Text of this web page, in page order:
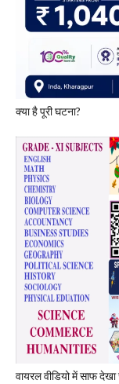
​क्या है पूरी घटना?
वायरल वीडियो में साफ